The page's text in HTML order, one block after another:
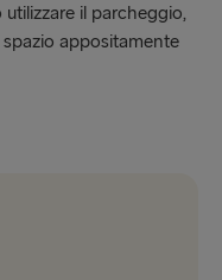
il parcheggio,
appositamente